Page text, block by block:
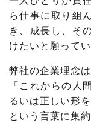
ら仕事に取り組
き、成長し、そ
けたいと願ってい
弊社の企業理念は
「これからの人
るいは正しい形
という言葉に集